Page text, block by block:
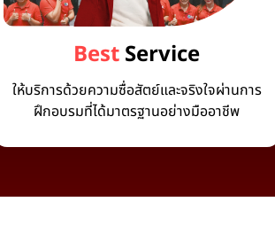
BestService
ให้บริการด้วยความซื่อสัตย์และจริงใจผ่านการ
ฝึกอบรมที่ได้มาตรฐานอย่างมืออาชีพ